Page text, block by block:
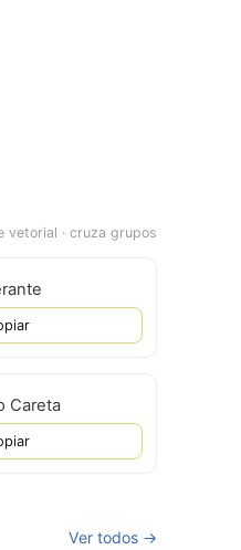
vetorial · cruza grupos
Careta
Ver todos →